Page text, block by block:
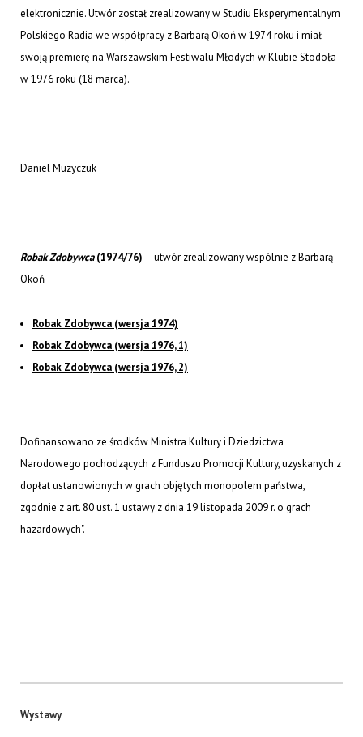
elektronicznie. Utwór został zrealizowany w Studiu Eksperymentalnym
Polskiego Radia we współpracy z Barbarą Okoń w 1974 roku i miał
swoją premierę na Warszawskim Festiwalu Młodych w Klubie Stodoła
w 1976 roku (18 marca).
Daniel Muzyczuk
Robak Zdobywca(1974/76) – utwór zrealizowany wspólnie z Barbarą
Okoń
Robak Zdobywca (wersja 1974)
Robak Zdobywca (wersja 1976, 1)
Robak Zdobywca (wersja 1976, 2)
Dofinansowano ze środków Ministra Kultury i Dziedzictwa
Narodowego pochodzących z Funduszu Promocji Kultury, uzyskanych z
dopłat ustanowionych w grach objętych monopolem państwa,
zgodnie z art. 80 ust. 1 ustawy z dnia 19 listopada 2009 r. o grach
hazardowych".
Wystawy